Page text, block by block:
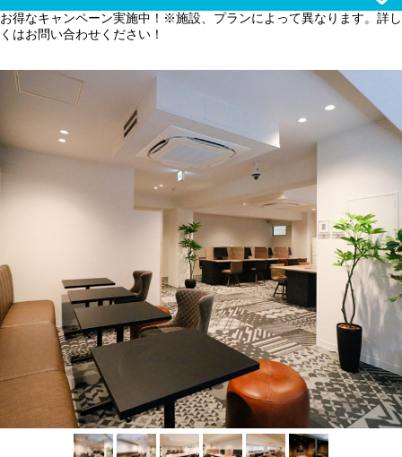
お得なキャンペーン実施中！※施設、プランによって異なります。詳し
くはお問い合わせください！